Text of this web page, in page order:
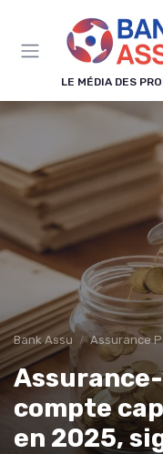
LE MÉDIA DES
Bank Assu Assurance
compte
en 2025,